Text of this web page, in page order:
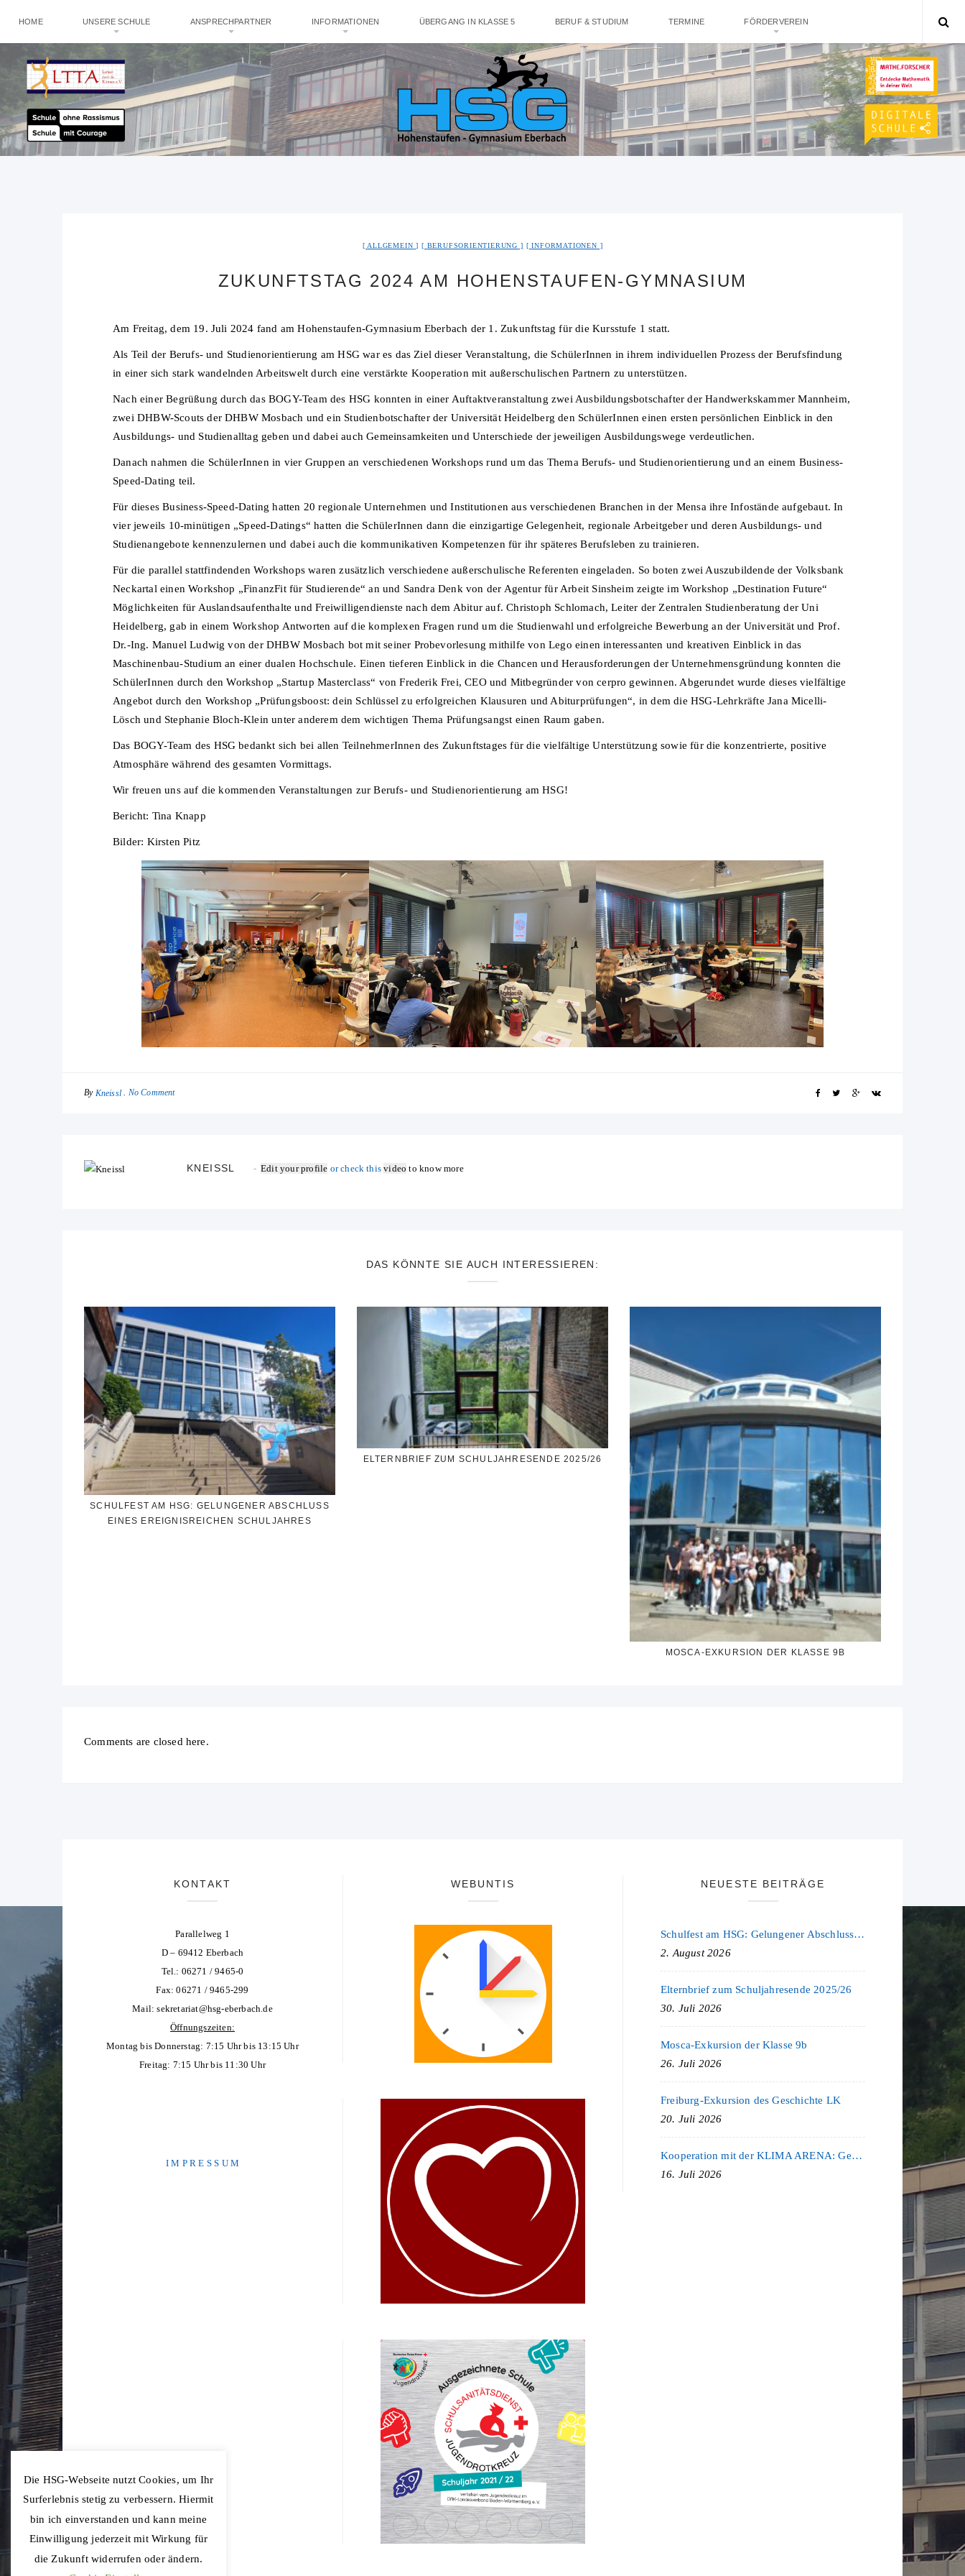
HOME UNSERE SCHULE ANSPRECHPARTNER INFORMATIONEN ÜBERGANG IN KLASSE 5 BERUF & STUDIUM TERMINE FÖRDERVEREIN
ALLGEMEIN BERUFSORIENTIERUNG INFORMATIONEN
ZUKUNFTSTAG 2024 AM HOHENSTAUFEN-GYMNASIUM
Am Freitag, dem 19. Juli 2024 fand am Hohenstaufen-Gymnasium Eberbach der 1. Zukunftstag für die Kursstufe 1 statt.
Als Teil der Berufs- und Studienorientierung am HSG war es das Ziel dieser Veranstaltung, die SchülerInnen in ihrem individuellen Prozess der Berufsfindung
in einer sich stark wandelnden Arbeitswelt durch eine verstärkte Kooperation mit außerschulischen Partnern zu unterstützen.
Nach einer Begrüßung durch das BOGY-Team des HSG konnten in einer Auftaktveranstaltung zwei Ausbildungsbotschafter der Handwerkskammer Mannheim,
zwei DHBW-Scouts der DHBW Mosbach und ein Studienbotschafter der Universität Heidelberg den SchülerInnen einen ersten persönlichen Einblick in den
Ausbildungs- und Studienalltag geben und dabei auch Gemeinsamkeiten und Unterschiede der jeweiligen Ausbildungswege verdeutlichen.
Danach nahmen die SchülerInnen in vier Gruppen an verschiedenen Workshops rund um das Thema Berufs- und Studienorientierung und an einem Business-
Speed-Dating teil.
Für dieses Business-Speed-Dating hatten 20 regionale Unternehmen und Institutionen aus verschiedenen Branchen in der Mensa ihre Infostände aufgebaut. In
vier jeweils 10-minütigen „Speed-Datings“ hatten die SchülerInnen dann die einzigartige Gelegenheit, regionale Arbeitgeber und deren Ausbildungs- und
Studienangebote kennenzulernen und dabei auch die kommunikativen Kompetenzen für ihr späteres Berufsleben zu trainieren.
Für die parallel stattfindenden Workshops waren zusätzlich verschiedene außerschulische Referenten eingeladen. So boten zwei Auszubildende der Volksbank
Neckartal einen Workshop „FinanzFit für Studierende“ an und Sandra Denk von der Agentur für Arbeit Sinsheim zeigte im Workshop „Destination Future“
Möglichkeiten für Auslandsaufenthalte und Freiwilligendienste nach dem Abitur auf. Christoph Schlomach, Leiter der Zentralen Studienberatung der Uni
Heidelberg, gab in einem Workshop Antworten auf die komplexen Fragen rund um die Studienwahl und erfolgreiche Bewerbung an der Universität und Prof.
Dr.-Ing. Manuel Ludwig von der DHBW Mosbach bot mit seiner Probevorlesung mithilfe von Lego einen interessanten und kreativen Einblick in das
Maschinenbau-Studium an einer dualen Hochschule. Einen tieferen Einblick in die Chancen und Herausforderungen der Unternehmensgründung konnten die
SchülerInnen durch den Workshop „Startup Masterclass“ von Frederik Frei, CEO und Mitbegründer von cerpro gewinnen. Abgerundet wurde dieses vielfältige
Angebot durch den Workshop „Prüfungsboost: dein Schlüssel zu erfolgreichen Klausuren und Abiturprüfungen“, in dem die HSG-Lehrkräfte Jana Micelli-
Lösch und Stephanie Bloch-Klein unter anderem dem wichtigen Thema Prüfungsangst einen Raum gaben.
Das BOGY-Team des HSG bedankt sich bei allen TeilnehmerInnen des Zukunftstages für die vielfältige Unterstützung sowie für die konzentrierte, positive
Atmosphäre während des gesamten Vormittags.
Wir freuen uns auf die kommenden Veranstaltungen zur Berufs- und Studienorientierung am HSG!
Bericht: Tina Knapp
Bilder: Kirsten Pitz
By Kneissl No Comment
KNEISSL Edit your profile or check thisvideo to know more
DAS KÖNNTE SIE AUCH INTERESSIEREN:
SCHULFEST AM HSG: GELUNGENER ABSCHLUSS
EINES EREIGNISREICHEN SCHULJAHRES
ELTERNBRIEF ZUM SCHULJAHRESENDE 2025/26
MOSCA-EXKURSION DER KLASSE 9B
Comments are closed here.
KONTAKT
Parallelweg 1
D – 69412 Eberbach
Tel.: 06271 / 9465-0
Fax: 06271 / 9465-299
Mail:sekretariat@hsg-eberbach.de
Öffnungszeiten:
Montag bis Donnerstag: 7:15 Uhr bis 13:15 Uhr
Freitag: 7:15 Uhr bis 11:30 Uhr
I M P R E S S U M
WEBUNTIS NEUESTE BEITRÄGE
Schulfest am HSG: Gelungener Abschluss eines ereignisreichen Schuljahres
2. August 2026
Elternbrief zum Schuljahresende 2025/26
30. Juli 2026
Mosca-Exkursion der Klasse 9b
26. Juli 2026
Freiburg-Exkursion des Geschichte LK
20. Juli 2026
Kooperation mit der KLIMA ARENA: Gemeinsam für Nachhaltigkeit und Klimaschutz
16. Juli 2026
Die HSG-Webseite nutzt Cookies, um Ihr
Surferlebnis stetig zu verbessern. Hiermit
bin ich einverstanden und kann meine
Einwilligung jederzeit mit Wirkung für
die Zukunft widerrufen oder ändern.